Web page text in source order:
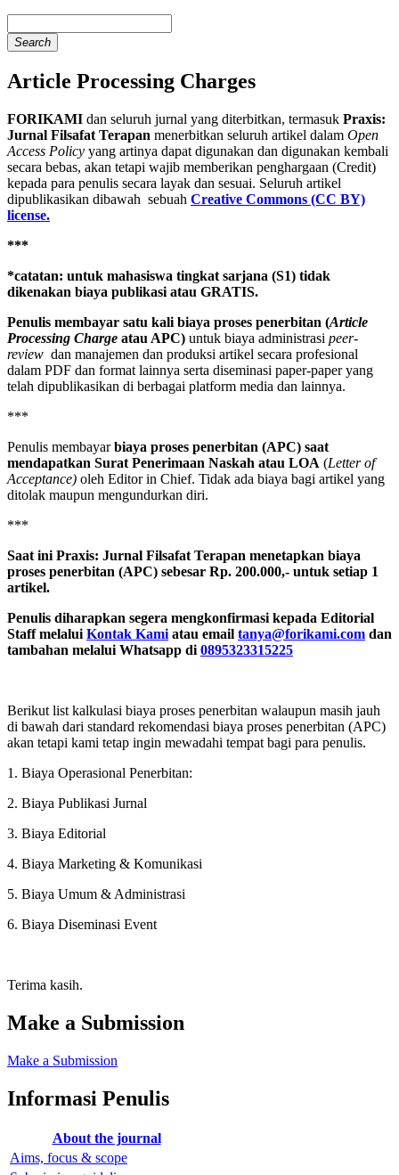
Search
Article Processing Charges
FORIKAMI dan seluruh jurnal yang diterbitkan, termasuk Praxis:
Jurnal Filsafat Terapan menerbitkan seluruh artikel dalam Open
Access Policy yang artinya dapat digunakan dan digunakan kembali
secara bebas, akan tetapi wajib memberikan penghargaan (Credit)
kepada para penulis secara layak dan sesuai. Seluruh artikel
dipublikasikan dibawah sebuah Creative Commons (CC BY)
license.
***
*catatan: untuk mahasiswa tingkat sarjana (S1) tidak
dikenakan biaya publikasi atau GRATIS.
Penulis membayar satu kali biaya proses penerbitan (Article
Processing Charge atau APC) untuk biaya administrasi peer-
review dan manajemen dan produksi artikel secara profesional
dalam PDF dan format lainnya serta diseminasi paper-paper yang
telah dipublikasikan di berbagai platform media dan lainnya.
***
Penulis membayarbiaya proses penerbitan (APC) saat
mendapatkan Surat Penerimaan Naskah atau LOA (Letter of
Acceptance) oleh Editor in Chief. Tidak ada biaya bagi artikel yang
ditolak maupun mengundurkan diri.
***
Saat ini Praxis: Jurnal Filsafat Terapan menetapkan biaya
proses penerbitan (APC) sebesar Rp. 200.000,- untuk setiap 1
artikel.
Penulis diharapkan segera mengkonfirmasi kepada Editorial
Staff melalui Kontak Kami atau email tanya@forikami.com dan
tambahan melalui Whatsapp di 0895323315225
Berikut list kalkulasi biaya proses penerbitan walaupun masih jauh
di bawah dari standard rekomendasi biaya proses penerbitan (APC)
akan tetapi kami tetap ingin mewadahi tempat bagi para penulis.
1. Biaya Operasional Penerbitan:
2. Biaya Publikasi Jurnal
3. Biaya Editorial
4. Biaya Marketing & Komunikasi
5. Biaya Umum & Administrasi
6. Biaya Diseminasi Event
Terima kasih.
Make a Submission
Make a Submission
Informasi Penulis
About the journal
Aims, focus & scope